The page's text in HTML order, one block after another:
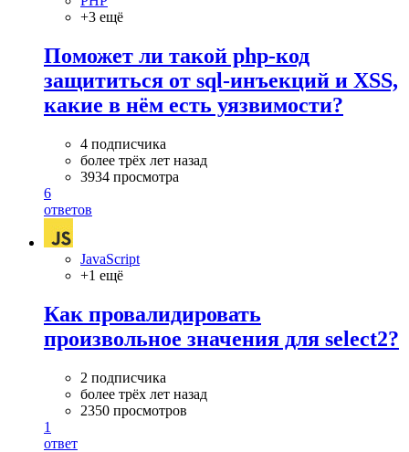
+3 ещё
Поможет ли такой php-код
защититься от sql-инъекций и XSS,
какие в нём есть уязвимости?
4 подписчика
более трёх лет назад
3934 просмотра
6
ответов
JavaScript
+1 ещё
Как провалидировать
произвольное значения для select2?
2 подписчика
более трёх лет назад
2350 просмотров
1
ответ